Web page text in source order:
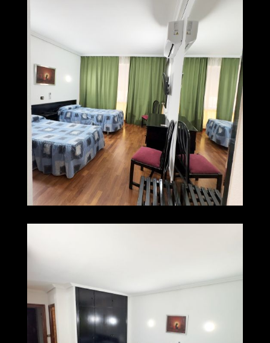
img 0222 Ampliar